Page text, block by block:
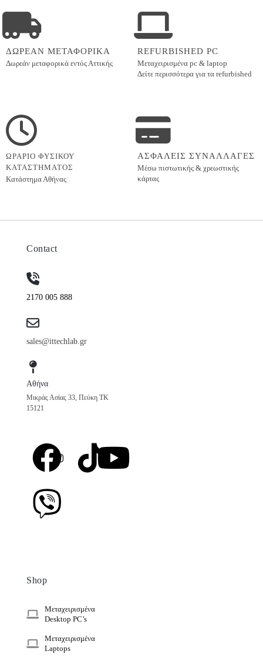
ΔΩΡΕΑΝ ΜΕΤΑΦΟΡΙΚΑ
Δωρεάν μεταφορικά εντόςΑττικής
REFURBISHED PC
Μεταχειρισμένα pc & laptop
Δείτε περισσότερα για τα refurbished
ΩΡΑΡΙΟ ΦΥΣΙΚΟΥ
ΚΑΤΑΣΤΗΜΑΤΟΣ
Κατάστημα Αθήνας
ΑΣΦΑΛΕΙΣ ΣΥΝΑΛΛΑΓΕΣ
Μέσω πιστωτικής & χρεωστικής
κάρτας
Contact
2170 005 888
sales@ittechlab.gr
Αθήνα
Μικράς Ασίας 33, Πεύκη ΤΚ
15121
Shop
Μεταχειρισμένα
Desktop PC’s
Μεταχειρισμένα
Laptops